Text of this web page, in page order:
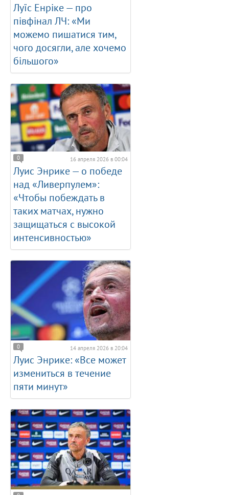
Луїс Енріке — про
півфінал ЛЧ: «Ми
можемо пишатися тим,
чого досягли, але хочемо
більшого»
0 16 апреля 2026 в 00:04
Луис Энрике — о победе
над «Ливерпулем»:
«Чтобы побеждать в
таких матчах, нужно
защищаться с высокой
интенсивностью»
0 14 апреля 2026 в 20:04
Луис Энрике: «Все может
измениться в течение
пяти минут»